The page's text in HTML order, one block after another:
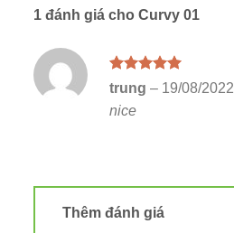
1 đánh giá cho Curvy 01
Được xếp
hạng5
sao
trung – 19/08/2022
nice
Thêm đánh giá